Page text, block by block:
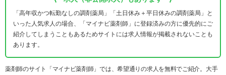
「高年収かつ転勤なしの調剤薬局」「土日休み＋平日休みの調剤薬局」と
いった人気求人の場合、「マイナビ薬剤師」に登録済みの方に優先的にご
紹介してしまうこともあるためサイトには求人情報が掲載されないことも
あります。
薬剤師のサイト「マイナビ薬剤師」では、希望通りの求人を無料でご紹介。大手